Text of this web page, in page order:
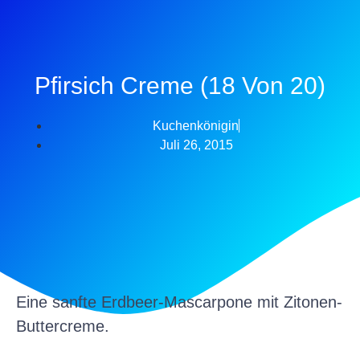
Pfirsich Creme (18 Von 20)
Kuchenkönigin
Juli 26, 2015
Eine sanfte Erdbeer-Mascarpone mit Zitonen-
Buttercreme.